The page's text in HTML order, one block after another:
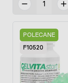
POLECANE
F10520